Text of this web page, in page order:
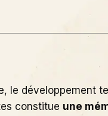
le développement
constitue une